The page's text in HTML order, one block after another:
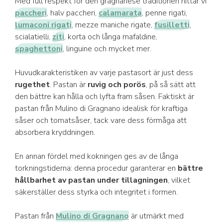
paccheri, halv paccheri, calamarata, penne rigati,
lumaconi rigati, mezze maniche rigate, fusilletti,
scialatielli, ziti, korta och långa mafaldine,
spaghettoni, linguine och mycket mer.
Huvudkarakteristiken av varje pastasort är just dess
rugethet. Pastan är ruvig och porös, på så sätt att
den bättre kan hålla och lyfta fram såsen. Faktiskt är
pastan från Mulino di Gragnano idealisk för kraftiga
såser och tomatsåser, tack vare dess förmåga att
absorbera kryddningen.
En annan fördel med kokningen ges av de långa
torkningstiderna: denna procedur garanterar en bättre
hållbarhet av pastan under tillagningen, vilket
säkerställer dess styrka och integritet i formen.
Pastan från Mulino di Gragnano är utmärkt med